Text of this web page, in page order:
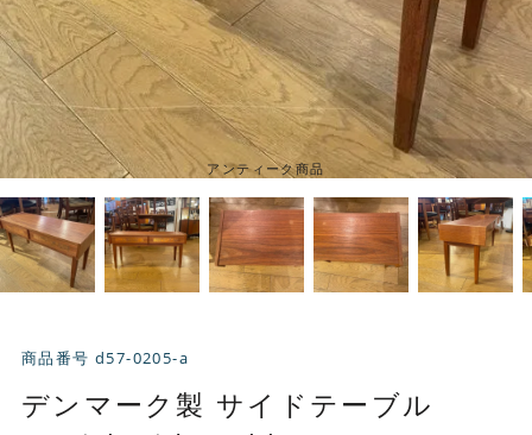
アンティーク商品
商品番号 d57-0205-a
デンマーク製 サイドテーブル